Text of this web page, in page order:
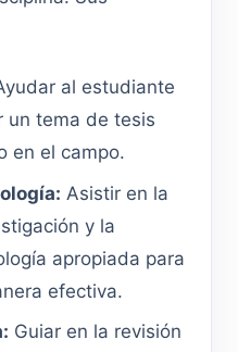
al estudiante
un tema de tesis
en el campo.
Asistir en la
y la
apropiada para
efectiva.
Guiar en la revisión